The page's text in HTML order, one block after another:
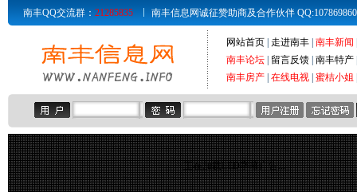
南丰QQ交流群： 21285835 南丰信息网诚征赞助商及合作伙伴
网站首页 走进南丰 南丰新闻
南丰论坛
留言反馈 南丰特产
南丰房产 在线电视 蜜桔小姐
正在加载LED字幕广告...